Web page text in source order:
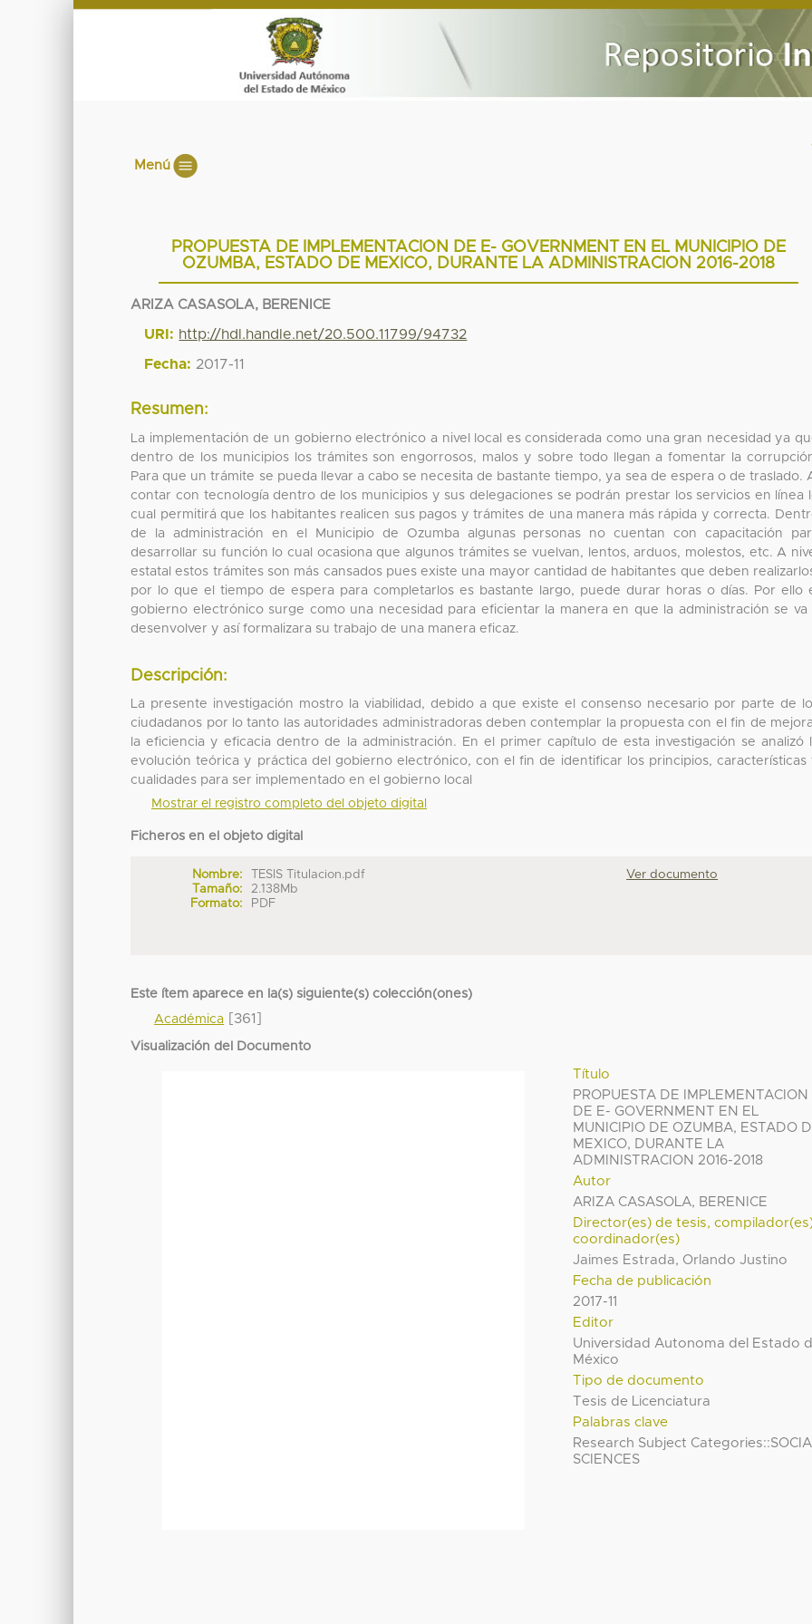
Menú
PROPUESTA DE IMPLEMENTACION DE E- GOVERNMENT EN EL MUNICIPIO DE
OZUMBA, ESTADO DE MEXICO, DURANTE LA ADMINISTRACION 2016-2018
ARIZA CASASOLA, BERENICE
URI: http://hdl.handle.net/20.500.11799/94732
Fecha: 2017-11
Resumen:
La implementación de un gobierno electrónico a nivel local es considerada como una gran necesidad ya
dentro de los municipios los trámites son engorrosos, malos y sobre todo llegan a fomentar la
Para que un trámite se pueda llevar a cabo se necesita de bastante tiempo, ya sea de espera o de traslado.
contar con tecnología dentro de los municipios y sus delegaciones se podrán prestar los servicios en línea
cual permitirá que los habitantes realicen sus pagos y trámites de una manera más rápida y correcta.
de la administración en el Municipio de Ozumba algunas personas no cuentan con capacitación
desarrollar su función lo cual ocasiona que algunos trámites se vuelvan, lentos, arduos, molestos, etc. A
estatal estos trámites son más cansados pues existe una mayor cantidad de habitantes que deben
por lo que el tiempo de espera para completarlos es bastante largo, puede durar horas o días. Por ello
gobierno electrónico surge como una necesidad para eficientar la manera en que la administración se va
desenvolver y así formalizara su trabajo de una manera eficaz.
Descripción:
La presente investigación mostro la viabilidad, debido a que existe el consenso necesario por parte de
ciudadanos por lo tanto las autoridades administradoras deben contemplar la propuesta con el fin de
la eficiencia y eficacia dentro de la administración. En el primer capítulo de esta investigación se analizó
evolución teórica y práctica del gobierno electrónico, con el fin de identificar los principios, características
cualidades para ser implementado en el gobierno local
Mostrar el registro completo del objeto digital
Ficheros en el objeto digital
Nombre:
TESIS Titulacion.pdf
Tamaño:
2.138Mb
Formato:
PDF
Ver documento
Este ítem aparece en la(s) siguiente(s) colección(ones)
Académica [361]
Visualización del Documento
Título
PROPUESTA DE IMPLEMENTACION
DE E- GOVERNMENT EN EL
MUNICIPIO DE OZUMBA, ESTADO
MEXICO, DURANTE LA
ADMINISTRACION 2016-2018
Autor
ARIZA CASASOLA, BERENICE
Director(es) de tesis,
coordinador(es)
Jaimes Estrada, Orlando Justino
Fecha de publicación
2017-11
Editor
Universidad Autonoma del Estado
México
Tipo de documento
Tesis de Licenciatura
Palabras clave
Research Subject
SCIENCES